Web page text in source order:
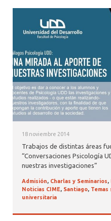
18 noviembre 2014
Trabajos de distintas áreas
“Conversaciones Psicología
nuestras investigaciones”
Admisión, Charlas y Seminarios,
Noticias CIME, Santiago,
universitaria